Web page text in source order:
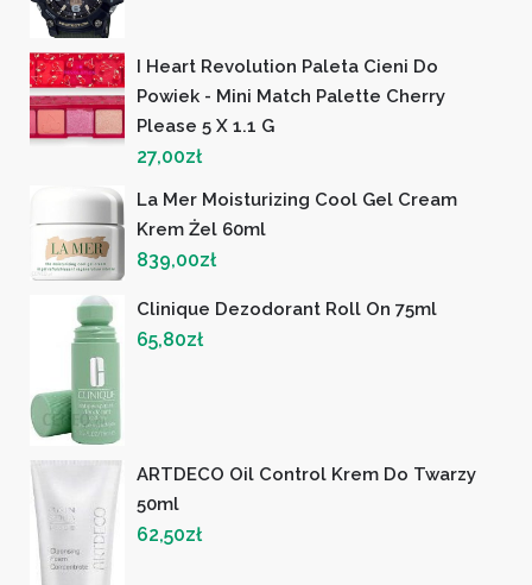
I Heart Revolution Paleta Cieni Do
Powiek - Mini Match Palette Cherry
Please 5 X 1.1 G
27,00zł
La Mer Moisturizing Cool Gel Cream
Krem Żel 60ml
839,00zł
Clinique Dezodorant Roll On 75ml
65,80zł
ARTDECO Oil Control Krem Do Twarzy
50ml
62,50zł